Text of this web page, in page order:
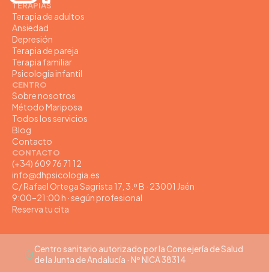
TERAPIAS
Terapia de adultos
Ansiedad
Depresión
Terapia de pareja
Terapia familiar
Psicología infantil
CENTRO
Sobre nosotros
Método Mariposa
Todos los servicios
Blog
Contacto
CONTACTO
(+34) 609 76 71 12
info@dhpsicologia.es
C/ Rafael Ortega Sagrista 17, 3.º B · 23001 Jaén
9:00–21:00 h · según profesional
Reserva tu cita
Centro sanitario autorizado por la Consejería de Salud
de la Junta de Andalucía · Nº NICA 38314